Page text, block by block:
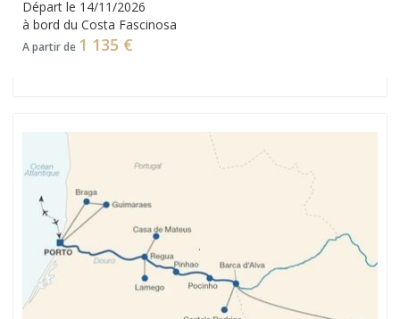
Départ le 14/11/2026
à bord du Costa Fascinosa
A partir de 1 135 €